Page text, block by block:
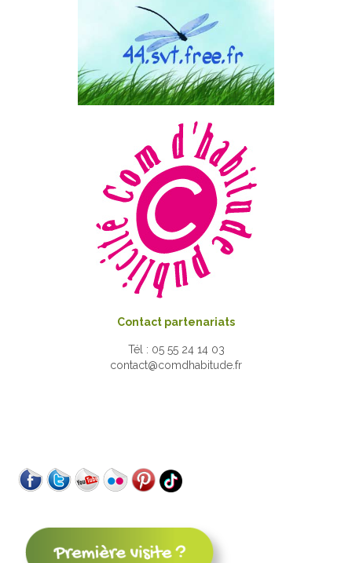
Contact partenariats
Tél : 05 55 24 14 03
contact@comdhabitude.fr